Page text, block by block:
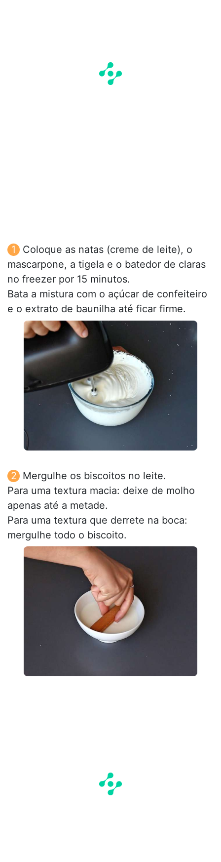
Coloque as natas (creme de leite), o
mascarpone, a tigela e o batedor de claras
no freezer por 15 minutos.
Bata a mistura com o açúcar de confeiteiro
e o extrato de baunilha até ficar firme.
Mergulhe os biscoitos no leite.
Para uma textura macia: deixe de molho
apenas até a metade.
Para uma textura que derrete na boca:
mergulhe todo o biscoito.